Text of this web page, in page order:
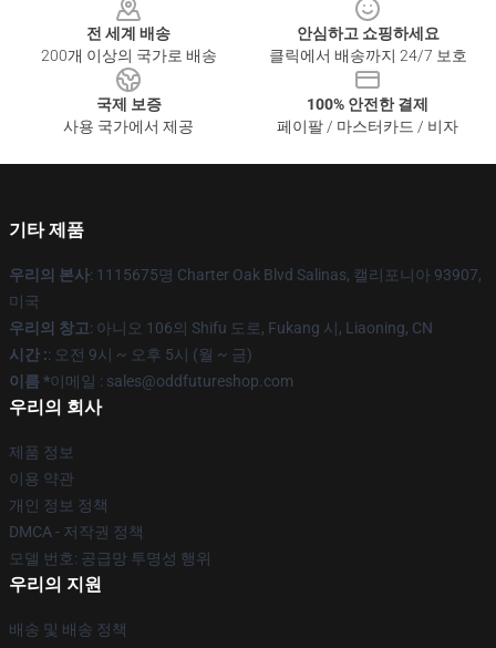
전 세계 배송
200개 이상의 국가로 배송
안심하고 쇼핑하세요
클릭에서 배송까지 24/7 보호
국제 보증
사용 국가에서 제공
100% 안전한 결제
페이팔 / 마스터카드 / 비자
기타 제품
우리의 본사: 1115675명 Charter Oak Blvd Salinas, 캘리포니아 93907,
미국
우리의 창고: 아니오 106의 Shifu 도로, Fukang 시, Liaoning, CN
시간 :: 오전 9시 ~ 오후 5시 (월 ~ 금)
이름 *이메일 : sales@oddfutureshop.com
우리의 회사
제품 정보
이용 약관
개인 정보 정책
DMCA - 저작권 정책
모델 번호: 공급망 투명성 행위
우리의 지원
배송 및 배송 정책